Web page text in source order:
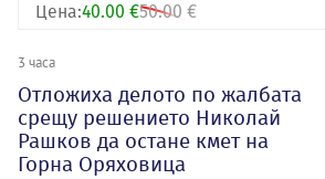
Цена:40.00 €50.00 €
3 часа
Отложиха делото по жалбата
срещу решението Николай
Рашков да остане кмет на
Горна Оряховица